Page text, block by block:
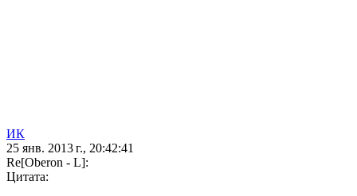
ИК
25 янв. 2013 г., 20:42:41
Re[Oberon - L]:
Цитата: